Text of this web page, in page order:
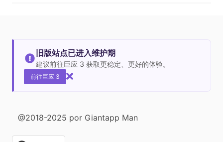
旧版站点已进入维护期
建议前往巨应 3 获取更稳定、更好的体验。
前往巨应 3
@2018-2025 por Giantapp Man